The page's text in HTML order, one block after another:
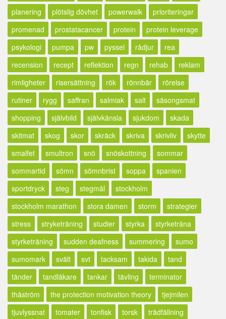
planering
plötslig dövhet powerwalk
prioriteringar
promenad
prostatacancer protein
protein leverage
psykologi
pumpa pw pyssel rådjur
rea
recension
recept reflektion regn rehab
reklam
rimligheter
risersättning rök rönnbär
rörelse
rutiner
rygg saffran salmiak salt
säsongsmat
shopping
självbild självkänsla sjukdom
skada
skitmat
skog skor skräck skriva skrivliv
skytte
smalfet
smultron snö snöskottning
sommar
sommartid
sömn sömnbrist soppa
spanien
sportdryck
steg stegmål
stockholm
stockholm marathon
stora damen storm
strategier
stress
stryketräning studier styrka
styrketräna
styrketräning
sudden deafness summering
sumo
sumomark
svält svt tacksam takida
tand
tänder
tandläkare tankar tävling
terminator
thåström
the protection motivation theory
tjejmilen
tjuvlyssnat
tomater tonfisk torsk
trädfällning